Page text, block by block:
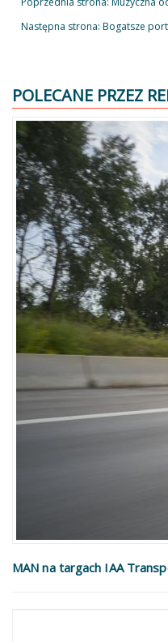
Następna strona: Bogatsze
POLECANE PRZEZ
MAN na targach IAA